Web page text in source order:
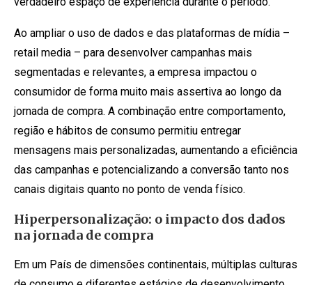
Ao ampliar o uso de dados e das plataformas de mídia –
retail media – para desenvolver campanhas mais
segmentadas e relevantes, a empresa impactou o
consumidor de forma muito mais assertiva ao longo da
jornada de compra. A combinação entre comportamento,
região e hábitos de consumo permitiu entregar
mensagens mais personalizadas, aumentando a eficiência
das campanhas e potencializando a conversão tanto nos
canais digitais quanto no ponto de venda físico.
Hiperpersonalização: o impacto dos dados
na jornada de compra
Em um País de dimensões continentais, múltiplas culturas